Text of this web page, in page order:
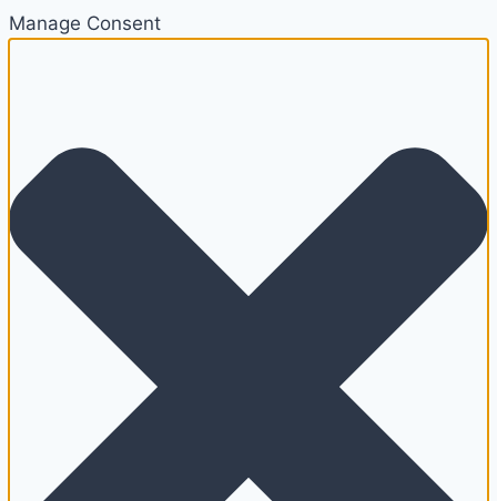
Manage Consent